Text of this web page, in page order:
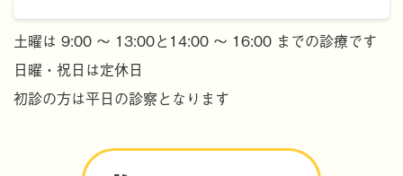
土曜は 9:00 ～ 13:00と14:00 ～ 16:00 までの診療です
日曜・祝日は定休日
初診の方は平日の診察となります